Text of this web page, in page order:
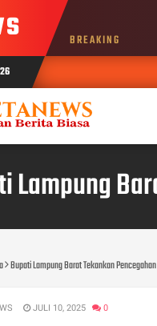
BREAKING
Lampung
Bupati Lampung Barat Tekankan
JULI 10, 2025 0